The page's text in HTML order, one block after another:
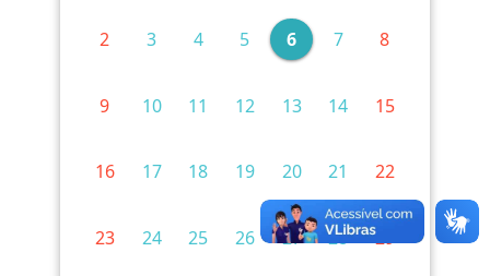
2 3 4 5 6 7 8
9 10 11 12 13 14 15
16 17 18 19 20 21 22
23 24 25 26 27 28 29